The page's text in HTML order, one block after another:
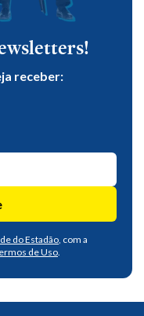
receber:
do Estadão, com a
de Uso.